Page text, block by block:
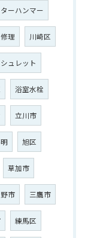
ーハンマー
修理 川崎区
ュレット
浴室水栓
立川市
旭区
草加市
市 三鷹市
練馬区